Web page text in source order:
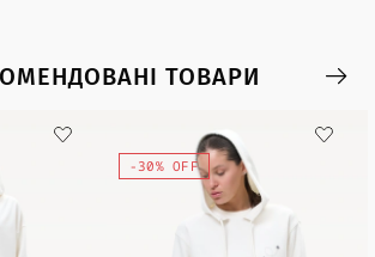
ТОВАРИ
-30% OFF